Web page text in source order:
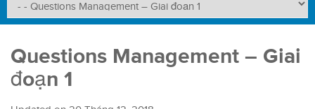
Questions Management – Giai
đoạn 1